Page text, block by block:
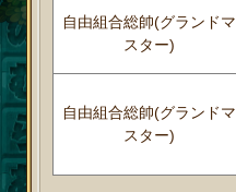
自由組合総帥(グランドマ
スター)
自由組合総帥(グランドマ
スター)